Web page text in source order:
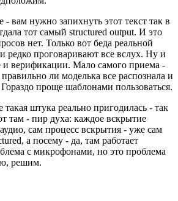
вам нужно запихнуть этот текст так в
тот самый structured output. И это
нет. Только вот беда реальной
редко проговаривают все вслух. Ну и
и верификации. Мало самого приема -
ли моделька все распознала и
проще шаблонами пользоваться.
штука реально пригодилась - так
там - пир духа: каждое вскрытие
сам процесс вскрытия - уже сам
а посему - да, там работает
с микрофонами, но это проблема
решим.